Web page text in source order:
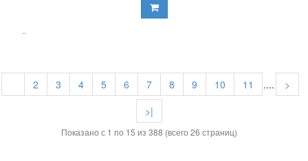
..
2 3 4 5 6 7 8 9 10 11 ....
>
>|
Показано с 1 по 15 из 388 (всего 26 страниц)